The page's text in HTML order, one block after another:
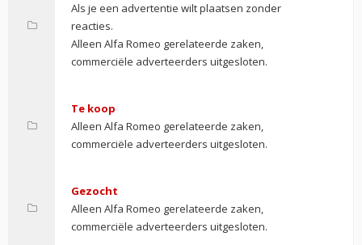
Als je een advertentie wilt plaatsen zonder
reacties.
Alleen Alfa Romeo gerelateerde zaken,
commerciële adverteerders uitgesloten.
Te koop
Alleen Alfa Romeo gerelateerde zaken,
commerciële adverteerders uitgesloten.
Gezocht
Alleen Alfa Romeo gerelateerde zaken,
commerciële adverteerders uitgesloten.